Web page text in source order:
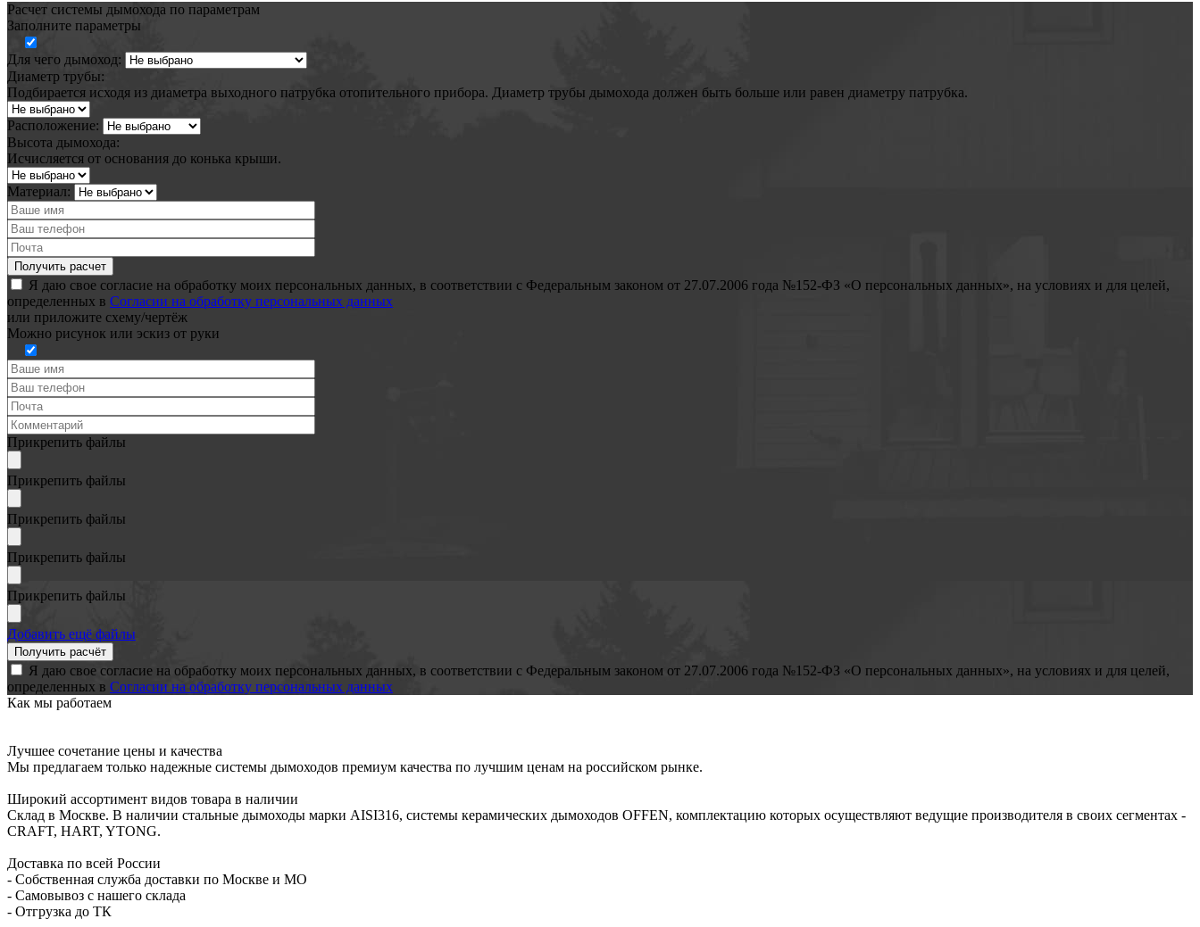
Расчет системы дымохода по параметрам
Заполните параметры
Для чего дымоход:
Диаметр трубы:
Подбирается исходя из диаметра выходного патрубка отопительного прибора. Диаметр трубы дымохода должен быть больше или равен диаметру патрубка.
Расположение:
Высота дымохода:
Исчисляется от основания до конька крыши.
Материал:
Я даю свое согласие на обработку моих персональных данных, в соответствии с Федеральным законом от 27.07.2006 года №152-ФЗ «О персональных данных», на условиях и для целей,
определенных в Согласии на обработку персональных данных
или приложите схему/чертёж
Можно рисунок или эскиз от руки
Прикрепить файлы
Прикрепить файлы
Прикрепить файлы
Прикрепить файлы
Прикрепить файлы
Добавить ещё файлы
Я даю свое согласие на обработку моих персональных данных, в соответствии с Федеральным законом от 27.07.2006 года №152-ФЗ «О персональных данных», на условиях и для целей,
определенных в Согласии на обработку персональных данных
Как мы работаем
Лучшее сочетание цены и качества
Мы предлагаем только надежные системы дымоходов премиум качества по лучшим ценам на российском рынке.
Широкий ассортимент видов товара в наличии
Склад в Москве. В наличии стальные дымоходы марки AISI316, системы керамических дымоходов OFFEN, комплектацию которых осуществляют ведущие производителя в своих сегментах -
CRAFT, HART, YTONG.
Доставка по всей России
- Собственная служба доставки по Москве и МО
- Самовывоз с нашего склада
- Отгрузка до ТК